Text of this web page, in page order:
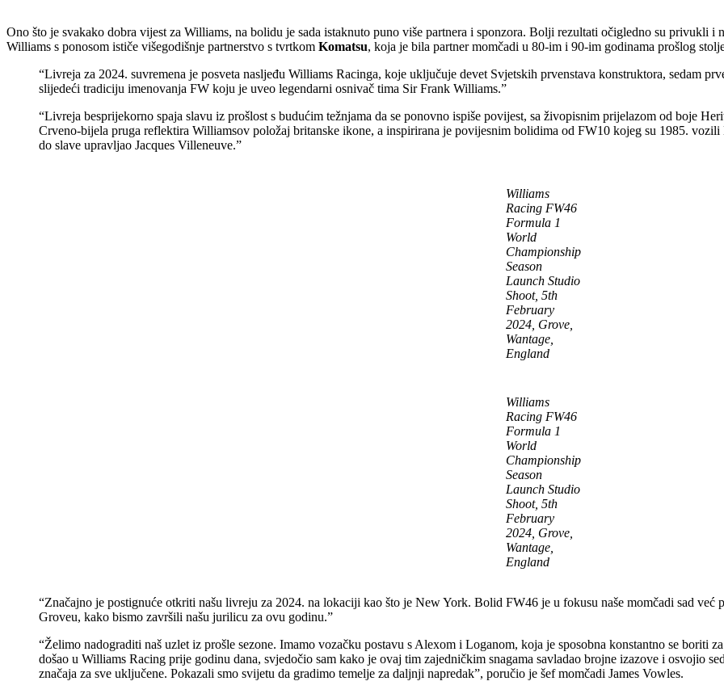
Ono što je svakako dobra vijest za Williams, na bolidu je sada istaknuto puno više partnera i sponzora. Bolji rezultati očigledno su privukli
Williams s ponosom ističe višegodišnje partnerstvo s tvrtkom Komatsu, koja je bila partner momčadi u 80-im i 90-im godinama prošlog
“Livreja za 2024. suvremena je posveta nasljeđu Williams Racinga, koje uključuje devet Svjetskih prvenstava konstruktora, sedam
slijedeći tradiciju imenovanja FW koju je uveo legendarni osnivač tima Sir Frank Williams.”
“Livreja besprijekorno spaja slavu iz prošlost s budućim težnjama da se ponovno ispiše povijest, sa živopisnim prijelazom od boje
Crveno-bijela pruga reflektira Williamsov položaj britanske ikone, a inspirirana je povijesnim bolidima od FW10 kojeg su 1985.
do slave upravljao Jacques Villeneuve.”
Williams
Racing FW46
Formula 1
World
Championship
Season
Launch Studio
Shoot, 5th
February
2024, Grove,
Wantage,
England
Williams
Racing FW46
Formula 1
World
Championship
Season
Launch Studio
Shoot, 5th
February
2024, Grove,
Wantage,
England
“Značajno je postignuće otkriti našu livreju za 2024. na lokaciji kao što je New York. Bolid FW46 je u fokusu naše momčadi sad već
Groveu, kako bismo završili našu jurilicu za ovu godinu.”
“Želimo nadograditi naš uzlet iz prošle sezone. Imamo vozačku postavu s Alexom i Loganom, koja je sposobna konstantno se boriti
došao u Williams Racing prije godinu dana, svjedočio sam kako je ovaj tim zajedničkim snagama savladao brojne izazove i osvojio
značaja za sve uključene. Pokazali smo svijetu da gradimo temelje za daljnji napredak”, poručio je šef momčadi James Vowles.